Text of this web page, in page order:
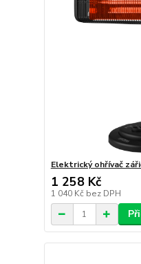
Elektrický ohřívač
1 258 Kč
1 040 Kč bez DPH